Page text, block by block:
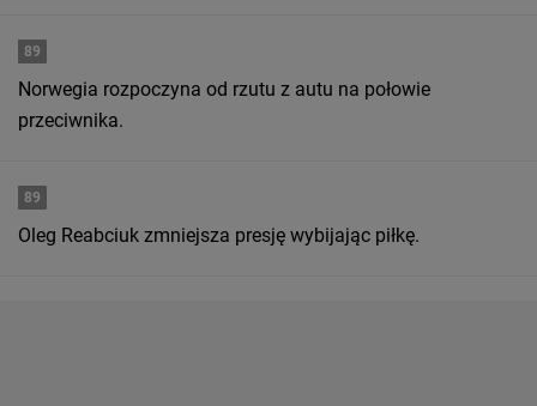
89
Norwegia rozpoczyna od rzutu z autu na połowie
przeciwnika.
89
Oleg Reabciuk zmniejsza presję wybijając piłkę.